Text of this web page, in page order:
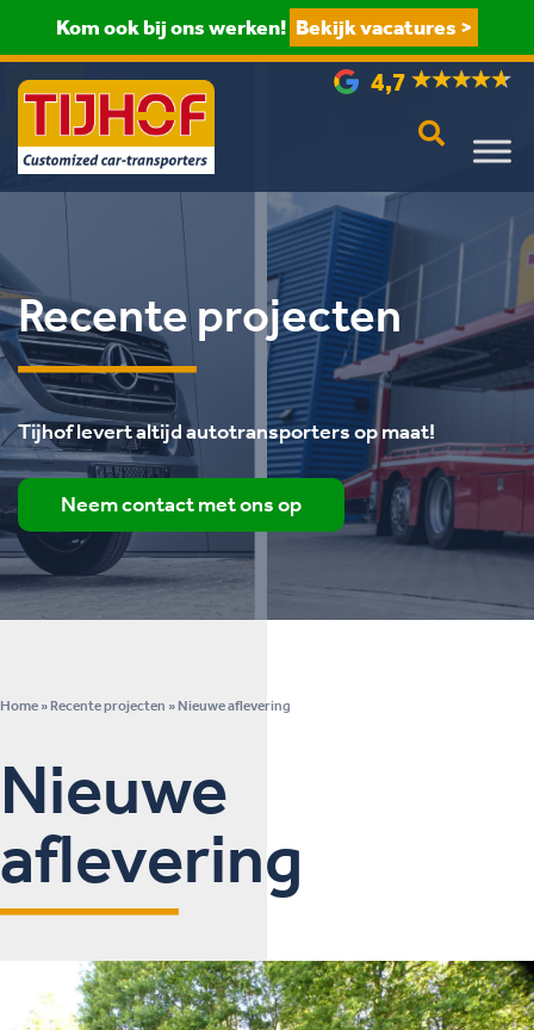
Kom ook bij ons werken! Bekijk vacatures >
4,7
Recente projecten
Tijhof levert altijd autotransporters op maat!
Neem contact met ons op
Home » Recente projecten » Nieuwe aflevering
Nieuwe
aflevering